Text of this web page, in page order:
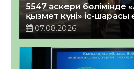
5547 әскери бөлімінде
қызмет күні» іс-шарасы
07.08.2026